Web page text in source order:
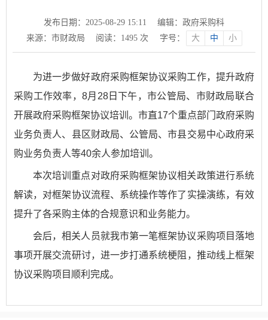
发布日期：2025-08-29 15:11
编辑：政府采购科
来源：市财政局
阅读： 1495次 字号： 大 中 小
为进一步做好政府采购框架协议采购工作，提升政府
采购工作效率，8月28日下午，市公管局、市财政局联合
开展政府采购框架协议培训。市直17个重点部门政府采购
业务负责人、县区财政局、公管局、市县交易中心政府采
购业务负责人等40余人参加培训。
本次培训重点对政府采购框架协议相关政策进行系统
解读，对框架协议流程、系统操作等作了实操演练，有效
提升了各采购主体的合规意识和业务能力。
会后，相关人员就我市第一笔框架协议采购项目落地
事项开展交流研讨，进一步打通系统梗阻，推动线上框架
协议采购项目顺利完成。